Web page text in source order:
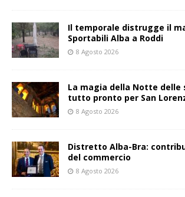
Il temporale distrugge il
Sportabili Alba a Roddi
8 Agosto 2026
La magia della Notte delle
tutto pronto per San
8 Agosto 2026
Distretto Alba-Bra:
del commercio
8 Agosto 2026